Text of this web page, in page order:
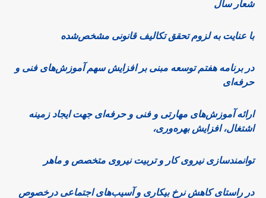
شعار سال
با عنایت به لزوم تحقق تکالیف قانونی مشخص‌شده
در برنامه هفتم توسعه مبنی بر افزایش سهم آموزش‌های فنی و
حرفه‌ای
ارائه آموزش‌های مهارتی و فنی و حرفه‌ای جهت ایجاد زمینه
اشتغال، افزایش بهره‌وری،
توانمندسازی نیروی کار و تربیت نیروی متخصص و ماهر
در راستای کاهش نرخ بیکاری و آسیب‌های اجتماعی درخصوص